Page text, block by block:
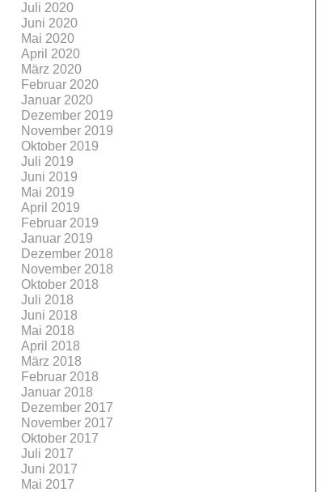
Juli 2020
Juni 2020
Mai 2020
April 2020
März 2020
Februar 2020
Januar 2020
Dezember 2019
November 2019
Oktober 2019
Juli 2019
Juni 2019
Mai 2019
April 2019
Februar 2019
Januar 2019
Dezember 2018
November 2018
Oktober 2018
Juli 2018
Juni 2018
Mai 2018
April 2018
März 2018
Februar 2018
Januar 2018
Dezember 2017
November 2017
Oktober 2017
Juli 2017
Juni 2017
Mai 2017